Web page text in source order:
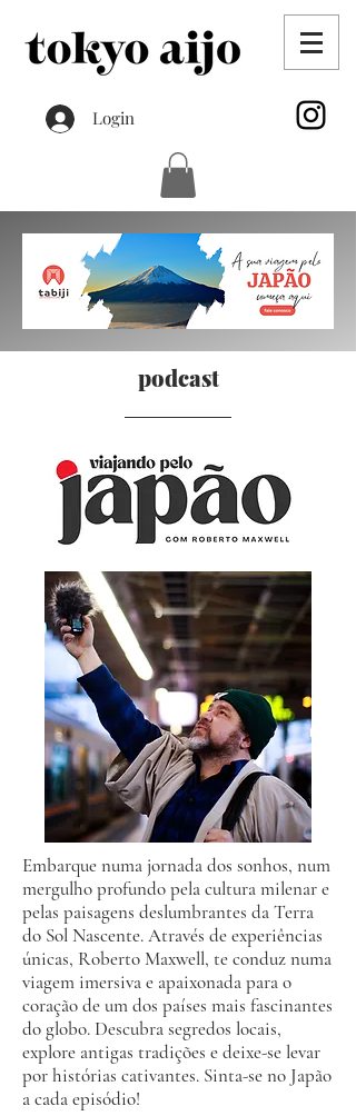
Login
podcast
Embarque numa jornada dos sonhos, num
mergulho profundo pela cultura milenar e
pelas paisagens deslumbrantes da Terra
do Sol Nascente. Através de experiências
únicas, Roberto Maxwell, te conduz numa
viagem imersiva e apaixonada para o
coração de um dos países mais fascinantes
do globo. Descubra segredos locais,
explore antigas tradições e deixe-se levar
por histórias cativantes. Sinta-se no Japão
a cada episódio!